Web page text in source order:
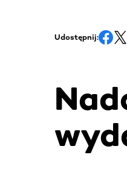
Udostępnij: